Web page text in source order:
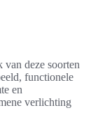
deze soorten
functionele
en
verlichting